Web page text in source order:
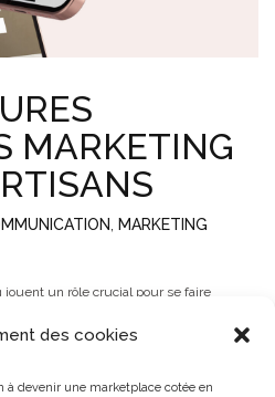
des cookies
à devenir une marketplace cotée en
MARKETING
MARKETING
un rôle crucial pour se faire
à leur place. Pourtant, ils ont un réel
présenter leur savoir-faire (…).